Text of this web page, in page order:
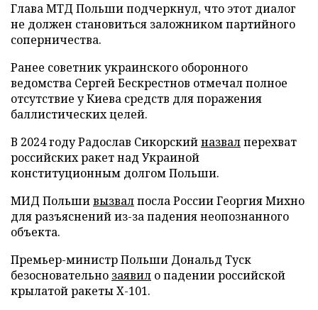
Глава МТД Польши подчеркнул, что этот диалог
не должен становиться заложником партийного
соперничества.
Ранее советник украинского оборонного
ведомства Сергей Бескрестнов отмечал полное
отсутствие у Киева средств для поражения
баллистических целей.
В 2024 году Радослав Сикорскийназвалперехват
российских ракет над Украиной
конституционным долгом Польши.
МИД Польшивызвалпосла России Георгия Михно
для разъяснений из-за падения неопознанного
объекта.
Премьер-министр Польши Дональд Туск
безосновательно заявил о падении российской
крылатой ракеты Х-101.